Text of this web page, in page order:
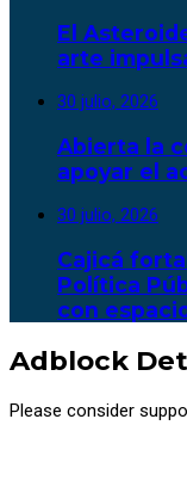
El
arte
30 julio, 2026
Abierta la
apoyar el
30 julio, 2026
Cajicá
Política
con
Adblock
Please consider